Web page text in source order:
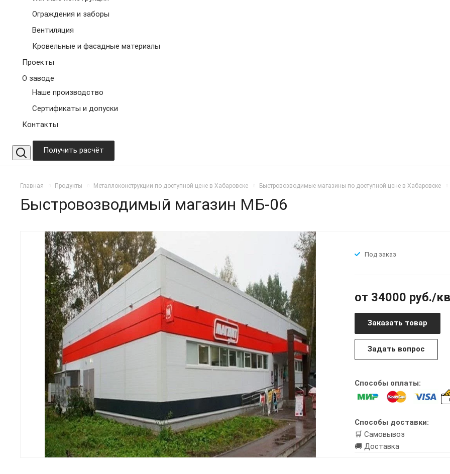
Ограждения и заборы
Вентиляция
Кровельные и фасадные материалы
Проекты
О заводе
Наше производство
Сертификаты и допуски
Контакты
Получить расчёт
Главная Продукты Металлоконструкции по доступной цене в Хабаровске Быстровозводимые магазины по доступной цене в Хабаровске
Быстровозводимый магазин МБ-06
Под заказ
от 34000 руб./
Заказать товар
Задать вопрос
Способы оплаты:
Способы доставки:
🛒 Самовывоз
🚚 Доставка